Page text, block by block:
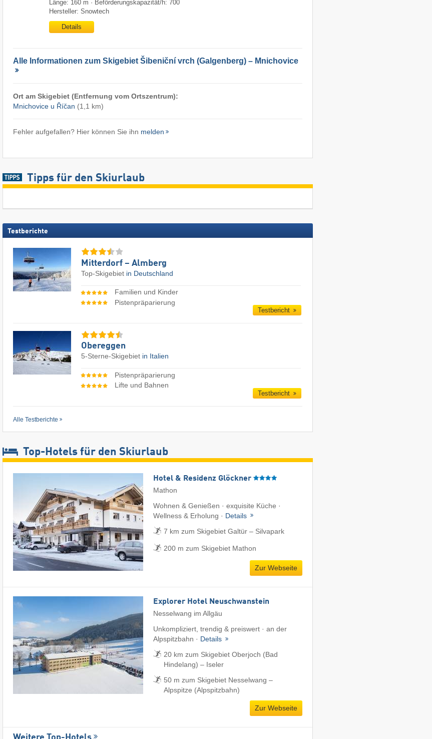
Länge: 160 m · Beförderungskapazität/h: 700
Hersteller: Snowtech
Details
Alle Informationen zum Skigebiet Šibeniční vrch (Galgenberg) – Mnichovice
Ort am Skigebiet (Entfernung vom Ortszentrum):
Mnichovice u Říčan (1,1 km)
Fehler aufgefallen? Hier können Sie ihn melden
Tipps für den Skiurlaub
Testberichte
Mitterdorf – Almberg
Top-Skigebiet in Deutschland
Familien und Kinder
Pistenpräparierung
Testbericht
Obereggen
5-Sterne-Skigebiet in Italien
Pistenpräparierung
Lifte und Bahnen
Testbericht
Alle Testberichte
Top-Hotels für den Skiurlaub
Hotel & Residenz Glöckner
Mathon
Wohnen & Genießen · exquisite Küche ·
Wellness & Erholung · Details
7 km zum Skigebiet Galtür – Silvapark
200 m zum Skigebiet Mathon
Zur Webseite
Explorer Hotel Neuschwanstein
Nesselwang im Allgäu
Unkompliziert, trendig & preiswert · an der
Alpspitzbahn · Details
20 km zum Skigebiet Oberjoch (Bad
Hindelang) – Iseler
50 m zum Skigebiet Nesselwang –
Alpspitze (Alpspitzbahn)
Zur Webseite